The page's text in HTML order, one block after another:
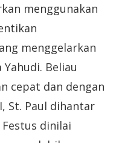
menggunakan
menggelarkan
Beliau
cepat dan dengan
St. Paul dihantar
dinilai